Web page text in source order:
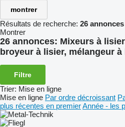
montrer
Résultats de recherche: 26 annonces
Montrer
26 annonces: Mixeurs à
broyeur à lisier, mélangeur
Filtre
Trier: Mise en ligne
Mise en ligne Par ordre décroissant
plus récentes en premierAnnée - les